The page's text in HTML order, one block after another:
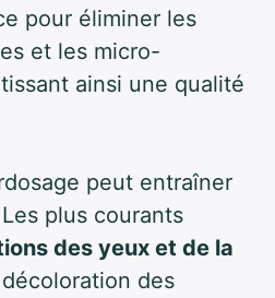
pour éliminer les
et les micro-
ainsi une qualité
peut entraîner
plus courants
des yeux et de la
des